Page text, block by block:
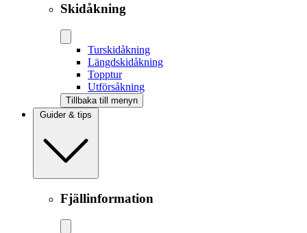
Skidåkning
Tur­skidåkning
Längd­skidåkning
Topptur
Utförsåkning
Tillbaka till menyn
Guider & tips
Fjällinformation